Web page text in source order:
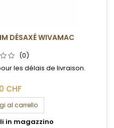
DÉSAXÉ WIVAMAC
(0)
les délais de livraison.
CHF
al carrello
in magazzino